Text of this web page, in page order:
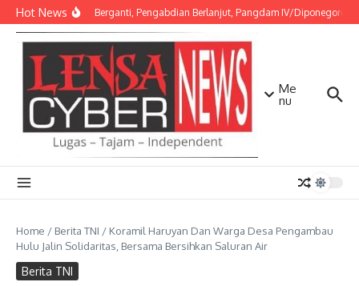
Lewati ke konten
Hot NewsAmanah Berganti, Pengabdian Berlanjut, Pangdam IV/Diponegoro
Me
nu
Home / Berita TNI / Koramil Haruyan Dan Warga Desa Pengambau
Hulu Jalin Solidaritas, Bersama Bersihkan Saluran Air
Berita TNI